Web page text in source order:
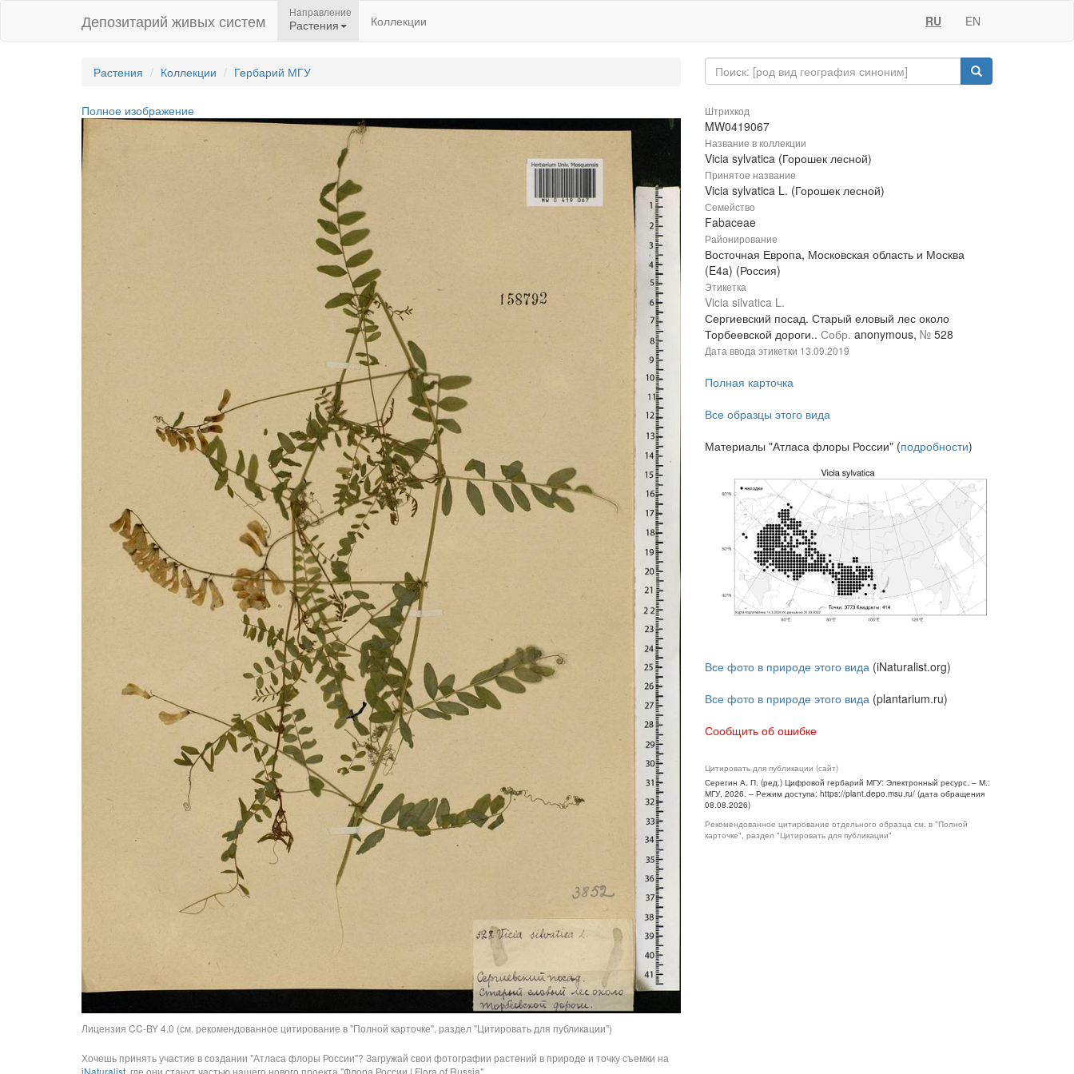
Депозитарий живых систем Направление
Растения Коллекции RU EN
Растения Коллекции Гербарий МГУ
Полное изображение
Лицензия CC-BY 4.0 (см. рекомендованное цитирование в "Полной карточке", раздел "Цитировать для публикации")
Хочешь принять участие в создании "Атласа флоры России"? Загружай свои фотографии растений в природе и точку съемки на
Штрихкод
MW0419067
Название в коллекции
Vicia sylvatica (Горошек лесной)
Принятое название
Vicia sylvatica L. (Горошек лесной)
Семейство
Fabaceae
Районирование
Восточная Европа, Московская область и Москва
(E4a) (Россия)
Этикетка
Vicia silvatica L.
Сергиевский посад. Старый еловый лес около
Торбеевской дороги.. Собр. anonymous, № 528
Дата ввода этикетки 13.09.2019
Полная карточка
Все образцы этого вида
Материалы "Атласа флоры России" (подробности)
Все фото в природе этого вида (iNaturalist.org)
Все фото в природе этого вида (plantarium.ru)
Сообщить об ошибке
Цитировать для публикации (сайт)
Серегин А. П. (ред.) Цифровой гербарий МГУ: Электронный ресурс. – М.:
МГУ, 2026. – Режим доступа: https://plant.depo.msu.ru/ (дата обращения
08.08.2026)
Рекомендованное цитирование отдельного образца см. в "Полной
карточке", раздел "Цитировать для публикации"